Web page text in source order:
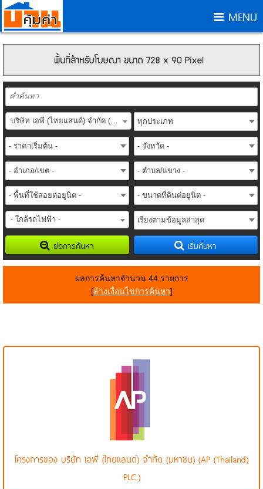
MENU
บริษัท เอพี (ไทยแลนด์) จำกัด (มหาชน) (AP (Thailand) PLC.)
- ใกล้รถไฟฟ้า -
ย่อการค้นหา เริ่มค้นหา
ผลการค้นหาจำนวน 44 รายการ
[ล้างเงื่อนไขการค้นหา]
โครงการของ บริษัท เอพี (ไทยแลนด์) จำกัด (มหาชน) (AP (Thailand)
PLC.)